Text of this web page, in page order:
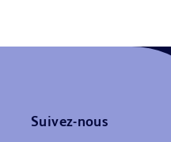
Suivez-nous